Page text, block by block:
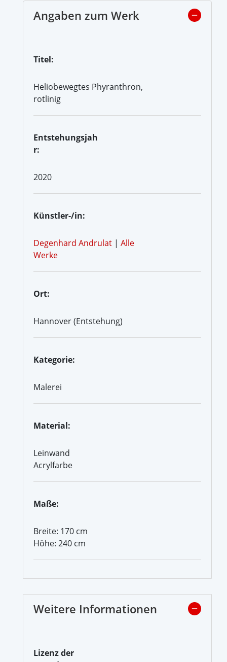
Angaben zum Werk
Titel:
Heliobewegtes Phyranthron,
rotlinig
Entstehungsjah
r:
2020
Künstler-/in:
Degenhard Andrulat | Alle
Werke
Ort:
Hannover (Entstehung)
Kategorie:
Malerei
Material:
Leinwand
Acrylfarbe
Maße:
Breite: 170 cm
Höhe: 240 cm
Weitere Informationen
Lizenz der